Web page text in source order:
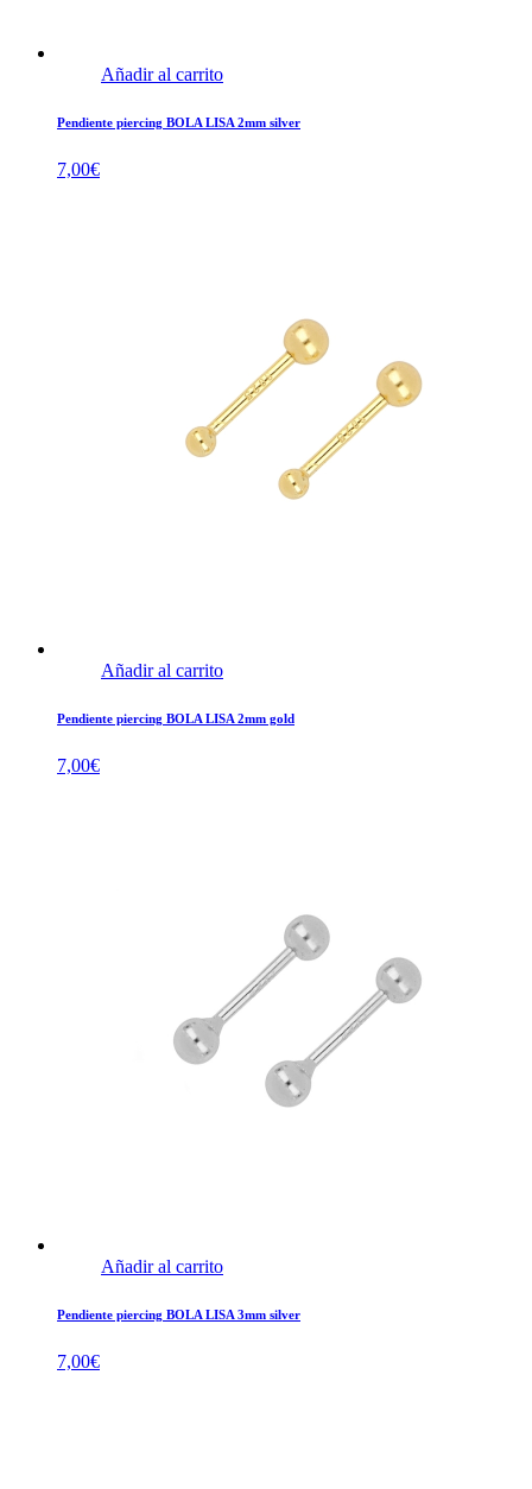
Añadir al carrito
Pendiente piercing BOLA LISA 2mm silver
7,00€
Añadir al carrito
Pendiente piercing BOLA LISA 2mm gold
7,00€
Añadir al carrito
Pendiente piercing BOLA LISA 3mm silver
7,00€